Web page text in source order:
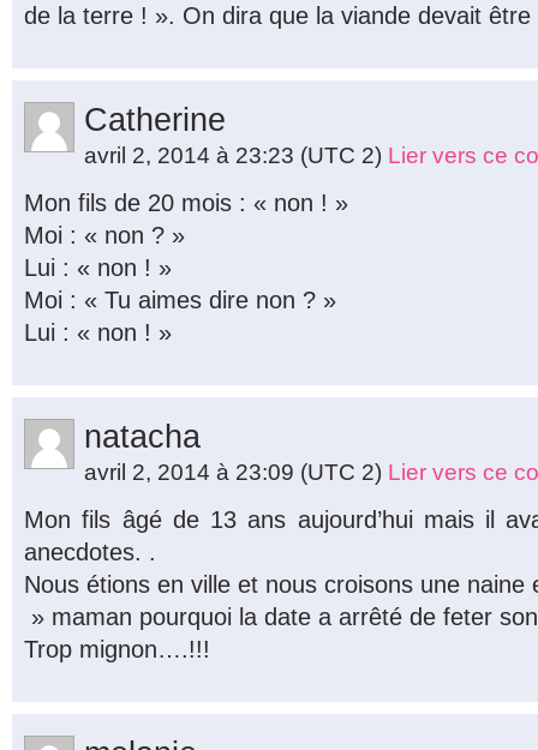
de la terre ! ». On dira que la viande devait
Catherine
avril 2, 2014 à 23:23 (UTC 2) Lier vers ce
Mon fils de 20 mois : « non ! »
Moi : « non ? »
Lui : « non ! »
Moi : « Tu aimes dire non ? »
Lui : « non ! »
natacha
avril 2, 2014 à 23:09 (UTC 2) Lier vers ce
Mon fils âgé de 13 ans aujourd’hui mais il
anecdotes. .
Nous étions en ville et nous croisons une naine
» maman pourquoi la date a arrêté de feter
Trop mignon….!!!